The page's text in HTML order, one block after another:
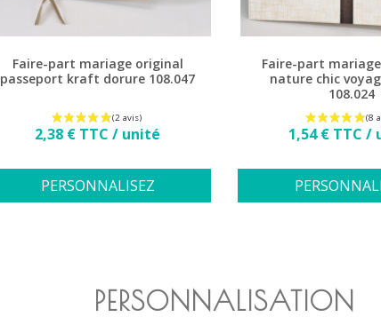
Faire-part mariage original
passeport kraft dorure 108.047
Prix
2,38 € TTC / unité
PERSONNALISEZ
Faire-part
nature chic
108.024
Prix
1,54 € TTC /
PERSONNALISATION